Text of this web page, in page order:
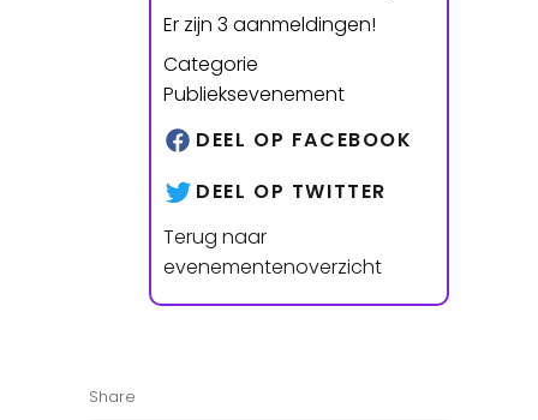
Er zijn 3 aanmeldingen!
Categorie
Publieksevenement
DEEL OP FACEBOOK
DEEL OP TWITTER
Terug naar
evenementenoverzicht
Share